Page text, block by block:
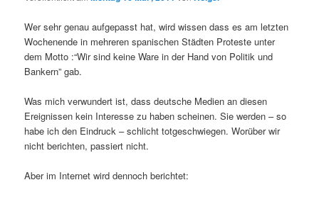
Wer sehr genau aufgepasst hat, wird wissen dass es am letzten
Wochenende in mehreren spanischen Städten Proteste unter
dem Motto :“Wir sind keine Ware in der Hand von Politik und
Bankern” gab.
Was mich verwundert ist, dass deutsche Medien an diesen
Ereignissen kein Interesse zu haben scheinen. Sie werden – so
habe ich den Eindruck – schlicht totgeschwiegen. Worüber wir
nicht berichten, passiert nicht.
Aber im Internet wird dennoch berichtet: